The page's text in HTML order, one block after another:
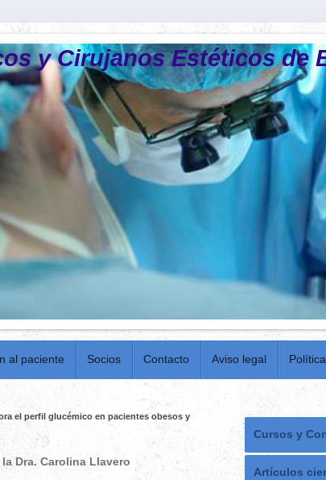
y Cirujanos Estéticos de
al paciente Socios Contacto Aviso legal
el perfil glucémico en pacientes obesos y
Dra. Carolina Llavero
Cursos y
Artículos